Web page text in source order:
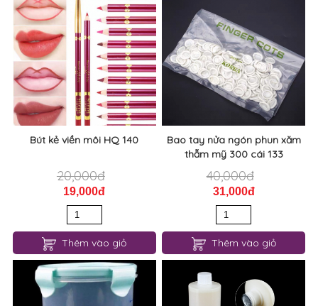
Bút kẻ viền môi HQ 140
20,000đ
19,000đ
Thêm vào giỏ
Bao tay nửa ngón phun xăm
thẫm mỹ 300 cái 133
40,000đ
31,000đ
Thêm vào giỏ